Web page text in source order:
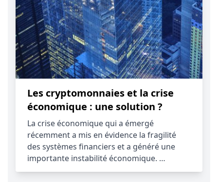
Les cryptomonnaies et la crise
économique : une solution ?
La crise économique qui a émergé
récemment a mis en évidence la fragilité
des systèmes financiers et a généré une
importante instabilité économique. …